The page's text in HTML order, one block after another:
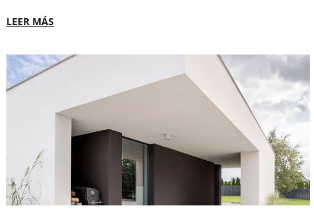
LEER MÁS